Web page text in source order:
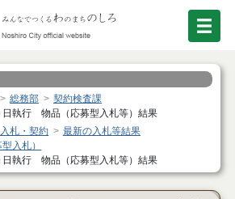
総務部
契約検査課
日執行 物品（応募型入札等）結果
入札・契約
最新の入札等結果
入札）
日執行 物品（応募型入札等）結果